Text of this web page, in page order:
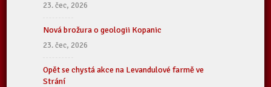
23. čec, 2026
Nová brožura o geologii Kopanic
23. čec, 2026
Opět se chystá akce na Levandulové farmě ve
Strání